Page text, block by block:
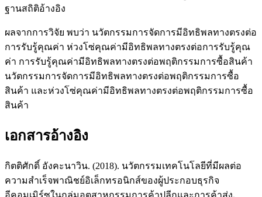
ฐานสถิติอ้างอิง
ผลจากการวิจัย พบว่า นวัตกรรมการจัดการมีอิทธิพลทางตรงต่อ
การรับรู้คุณค่า ห่วงโซ่คุณค่ามีอิทธิพลทางตรงต่อการรับรู้คุณ
ค่า การรับรู้คุณค่ามีอิทธิพลทางตรงต่อพฤติกรรมการซื้อสินค้า
นวัตกรรมการจัดการมีอิทธิพลทางตรงต่อพฤติกรรมการซื้อ
สินค้า และห่วงโซ่คุณค่ามีอิทธิพลทางตรงต่อพฤติกรรมการซื้อ
สินค้า
เอกสารอ้างอิง
กิตติศักดิ์ อังคะนาวิน. (2018). นวัตกรรมเทคโนโลยีที่มีผลต่อ
ความสำเร็จพาณิชย์อิเล็กทรอนิกส์ของผู้ประกอบธุรกิจ